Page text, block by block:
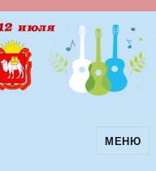
авторскойМЕНЮ